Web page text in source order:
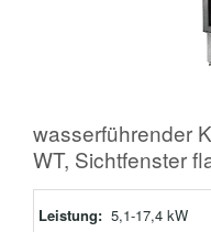
wasserführender
WT, Sichtfenster
Leistung: 5,1-17,4 kW